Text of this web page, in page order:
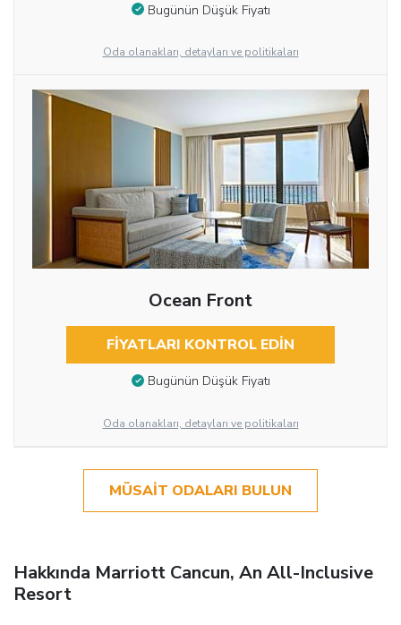
Bugünün Düşük Fiyatı
Oda olanakları, detayları ve politikaları
Ocean Front
FIYATLARI KONTROL EDIN
Bugünün Düşük Fiyatı
Oda olanakları, detayları ve politikaları
MÜSAIT ODALARI BULUN
Hakkında Marriott Cancun, An All-Inclusive
Resort